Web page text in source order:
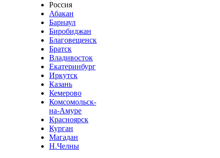
Россия
Абакан
Барнаул
Биробиджан
Благовещенск
Братск
Владивосток
Екатеринбург
Иркутск
Казань
Кемерово
Комсомольск-
на-Амуре
Красноярск
Курган
Магадан
Н.Челны